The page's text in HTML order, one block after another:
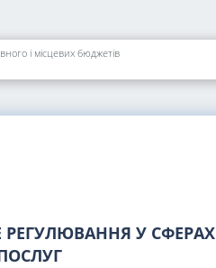
і місцевих бюджетів
У СФЕРАХ